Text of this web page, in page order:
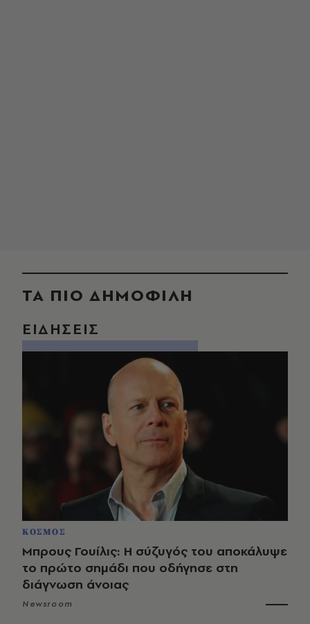
ΤΑ ΠΙΟ ΔΗΜΟΦΙΛΗ
ΕΙΔΗΣΕΙΣ
ΚΟΣΜΟΣ
Μπρους Γουίλις: Η σύζυγός του αποκάλυψε
το πρώτο σημάδι που οδήγησε στη
διάγνωση άνοιας
Newsroom